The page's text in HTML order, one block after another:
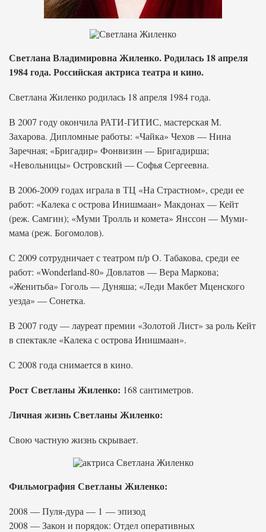
Светлана Владимировна Жиленко. Родилась 18 апреля
1984 года. Российская актриса театра и кино.
Светлана Жиленко родилась 18 апреля 1984 года.
В 2007 году окончила РАТИ-ГИТИС, мастерская М.
Захарова. Дипломные работы: «Чайка» Чехов — Нина
Заречная; «Бригадир» Фонвизин — Бригадирша;
«Невольницы» Островский — Софья Сергеевна.
В 2006-2009 годах играла в ТЦ «На Страстном», среди ее
работ: «Калека с острова Инишмаан» Макдонах — Кейт
(реж. Самгин); «Муми Тролль и комета» Янссон — Муми-
мама (реж. Богомолов).
С 2009 сотрудничает с театром п/р О. Табакова, среди ее
работ: «Wonderland-80» Довлатов — Вера Маркова;
«Женитьба» Гоголь — Дуняша; «Леди Макбет Мценского
уезда» — Сонетка.
В 2007 году — лауреат премии «Золотой Лист» за роль Кейт
в спектакле «Калека с острова Инишмаан».
С 2008 года снимается в кино.
Рост Светланы Жиленко: 168 сантиметров.
Личная жизнь Светланы Жиленко:
Свою частную жизнь скрывает.
Фильмография Светланы Жиленко:
2008 — Пуля-дура — 1 — эпизод
2008 — Закон и порядок: Отдел оперативных